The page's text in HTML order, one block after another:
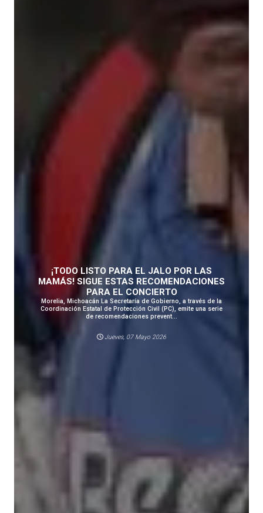
¡TODO LISTO PARA EL JALO POR LAS
MAMÁS! SIGUE ESTAS RECOMENDACIONES
PARA EL CONCIERTO
Morelia, Michoacán La Secretaría de Gobierno, a través de la
Coordinación Estatal de Protección Civil (PC), emite una serie
de recomendaciones prevent...
Jueves, 07 Mayo 2026